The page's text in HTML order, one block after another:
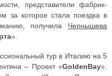
представители фабрик-
за которое стала поездка в
получила Чернышева
».
тур в Италию на 5
– Проект «GoldenBay».